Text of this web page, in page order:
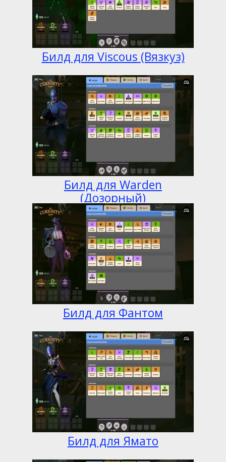
Билд для Viscous (Вязкуз)
Билд для Warden
(Дозорный)
Билд для Фантом
Билд для Ямато